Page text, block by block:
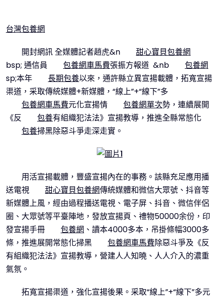
台灣包養網
開封網訊 全媒體記者趙虎&n
甜心寶貝包養網
bsp; 通信員
包養網車馬費張振方報道 &nb
包養網
sp;本年
長期包養以來，通許縣立異宣揚載體，拓寬宣揚
渠道，采取傳統媒體+新媒體，“線上”+“線下”多
包養網車馬費元化宣揚情 包養網單次勢，連續展開
《反
包養有組織犯法法》宣揚教導，推進全縣常態化
包養掃黑除惡斗爭走深走實。
用活宣揚載體，豐盛宣揚內在的事務。該縣充足應用播
送電視
甜心寶貝包養網傳統媒體和微信大眾號、抖音等
新媒體上風，經由過程播送電視、電子屏、抖音、微信伴侶
圈、大眾號等平臺陣地，發放宣揚頁、禮物50000余份，印
發宣揚手冊
包養網 、讀本4000多本，吊掛條幅3000多
條，推進展開常態化掃黑
包養網車馬費除惡斗爭及《反
有組織犯法法》宣揚教導，營建人人知曉、人人介入的濃重
氣氛。
拓寬宣揚渠道，強化宣揚後果。采取“線上”+“線下”多元